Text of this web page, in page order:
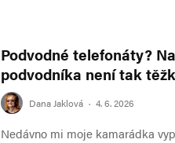
Podvodné telefonáty?
podvodníka není tak
Dana Jaklová · 4. 6. 2026
Nedávno mi moje kamarádka